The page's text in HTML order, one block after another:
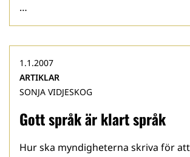
…
Gott språk är klart språk
1.1.2007
ARTIKLAR
SONJA VIDJESKOG
Hur ska myndigheterna skriva för